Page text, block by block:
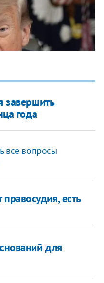
завершить
года
все вопросы
есть
для